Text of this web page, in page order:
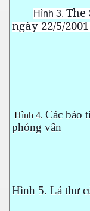
Hình 3. The
ngày 22/5/2001
Hình 4. Các báo
phỏng vấn
Hình 5. Lá thư